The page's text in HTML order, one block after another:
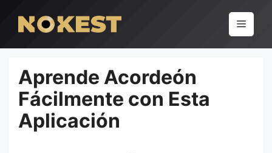
conteúdo
Menu
Aprende Acordeón
Fácilmente con Esta
Aplicación